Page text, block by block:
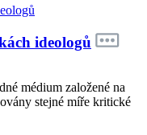
ideologů
médium založené na
stejné míře kritické